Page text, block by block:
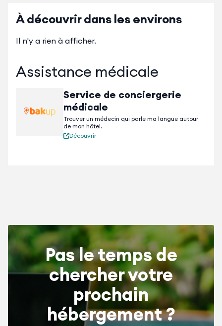
À découvrir dans les environs
Il n'y a rien à afficher.
Assistance médicale
Service de conciergerie
médicale
Trouver un médecin qui parle ma langue autour
de mon hôtel.
Découvrir
Pas le temps de
chercher votre
prochain
hébergement ?